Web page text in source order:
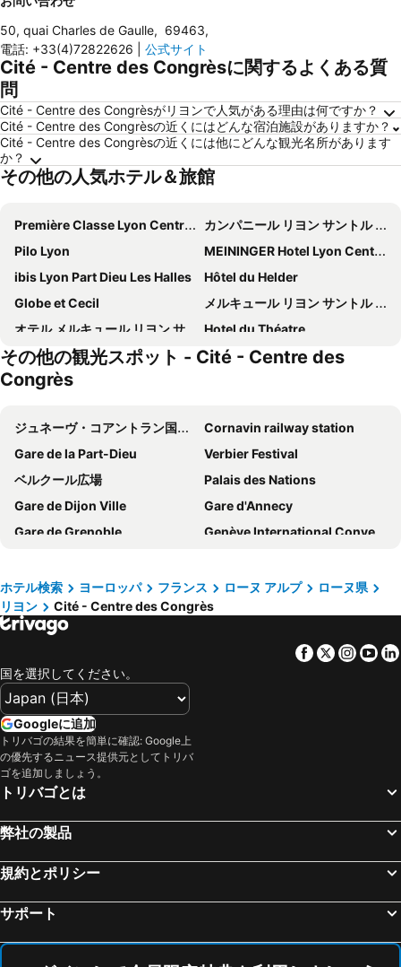
50, quai Charles de Gaulle, 69463,
電話: +33(4)72822626 公式サイト
Cité - Centre des Congrèsに関するよくある質
問
Cité - Centre des Congrèsがリヨンで人気がある理由は何ですか？
Cité - Centre des Congrèsの近くにはどんな宿泊施設がありますか？
Cité - Centre des Congrèsの近くには他にどんな観光名所があります
か？
その他の人気ホテル＆旅館
Première Classe Lyon Centre Gare Part Dieu
カンパニール リヨン サントル - ガール パール デュー
Pilo Lyon
MEININGER Hotel Lyon Centre Berthelot
ibis Lyon Part Dieu Les Halles
Hôtel du Helder
Globe et Cecil
メルキュール リヨン サントル シャトー ペラーシェ
オテル メルキュール リヨン サントル - ガール パール デュー
Hotel du Théatre
NH Lyon Airport
Hôtel Mercure Lyon Centre Plaza République
Hôtel Des Artistes
ibis Lyon Gare Part Dieu
Lyon Marriott Hotel Cité Internationale
Best Western Saint Antoine
Bikube Coliving Hôtel - Lyon Centre Lumière
Hotel des Savoies Lyon Perrache
ibis Lyon Centre Perrache
カンパニール リヨン サントル - ベルジュ デュ ローヌ
オテル ラ レジデンス リヨン
Hôtel Boutique Richelieu Lyon Gare Part Dieu
Hotel du Simplon
ソフィテル リヨン ベルクール
Silky by HappyCulture
Hôtel Vaubecour
オテル デ コングレ
Carlton Hotel Lyon - MGallery Collection
Grand Hotel des Terreaux
オッコ ホテルズ リヨン ポン ラファイエット
ラディソン ブル ホテル リヨン
Hôtel des Remparts
ibis budget Lyon Confluence
Mercure Lyon Centre Saxe Lafayette
オテル バイヤール ベルクール
Hotel Victoria Lyon Perrache Confluence
Ibis Styles Lyon Centre - Gare Part Dieu
イビス リヨン カリュイール シテ アンテルナショナル
B&B HOTEL Lyon Caluire Cité Internationale
Ibis Budget Lyon Caluire Cité Internationale
その他の観光スポット - Cité - Centre des
Congrès
ジュネーヴ・コアントラン国際空港
Cornavin railway station
Gare de la Part-Dieu
Verbier Festival
ベルクール広場
Palais des Nations
Gare de Dijon Ville
Gare d'Annecy
Gare de Grenoble
Genève International Convention Centre
Station Montreux
Entreves
Les Péjoces
Les Bains de Saillon
Aéroport Lyon Saint Exupéry
Lausanne Airport
Aosta Valley Airport
Champvert
La Croix-Rousse
Parc Paul Mistral
Stade de Genève
Part-Dieu Quarter
Bellecour
Fourvière
Monplaisir district
Plainpalais
Lac Léman
Casino de Chamonix
ホテル検索 ヨーロッパ フランス ローヌ アルプ
ローヌ県
リヨン
Cité - Centre des Congrès
Facebook
Twitter
国を選択してください。
Googleに追加
トリバゴの結果を簡単に確認: Google上
の優先するニュース提供元としてトリバ
ゴを追加しましょう。
トリバゴとは
弊社の製品
規約とポリシー
サポート